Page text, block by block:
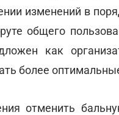
изменений в
общего
как
более
отменить